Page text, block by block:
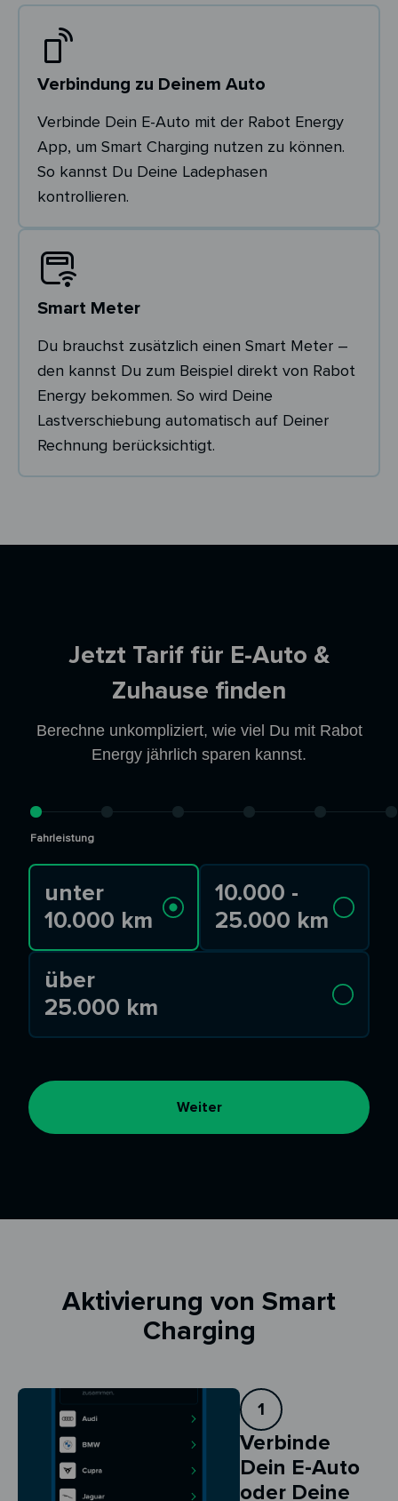
Verbindung zu Deinem Auto
Verbinde Dein E-Auto mit der Rabot Energy
App, um Smart Charging nutzen zu können.
So kannst Du Deine Ladephasen
kontrollieren.
Smart Meter
Du brauchst zusätzlich einen Smart Meter –
den kannst Du zum Beispiel direkt von Rabot
Energy bekommen. So wird Deine
Lastverschiebung automatisch auf Deiner
Rechnung berücksichtigt.
Jetzt Tarif für E-Auto &
Zuhause finden
Berechne unkompliziert, wie viel Du mit Rabot
Energy jährlich sparen kannst.
Fahrleistung
unter
10.000 km
10.000 -
25.000 km
über
25.000 km
Weiter
Aktivierung von Smart
Charging
1
Verbinde
Dein E-Auto
oder Deine